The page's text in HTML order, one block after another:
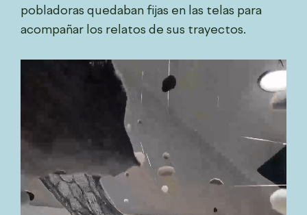
pobladoras quedaban fijas en las telas para
acompañar los relatos de sus trayectos.